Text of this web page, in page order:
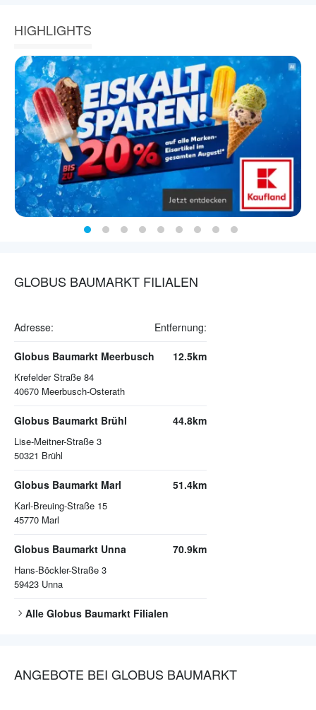
HIGHLIGHTS
GLOBUS BAUMARKT FILIALEN
Adresse: Entfernung:
Globus Baumarkt Meerbusch
Krefelder Straße 84
40670 Meerbusch-Osterath
12.5km
Globus Baumarkt Brühl
Lise-Meitner-Straße 3
50321 Brühl
44.8km
Globus Baumarkt Marl
Karl-Breuing-Straße 15
45770 Marl
51.4km
Globus Baumarkt Unna
Hans-Böckler-Straße 3
59423 Unna
70.9km
Alle Globus Baumarkt Filialen
ANGEBOTE BEI GLOBUS BAUMARKT